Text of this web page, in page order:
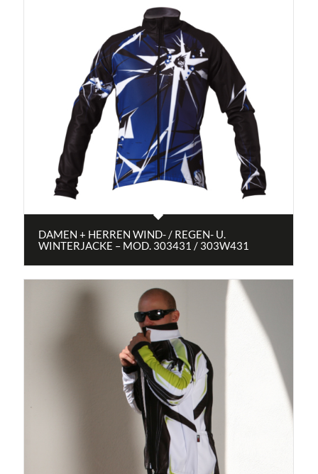
DAMEN + HERREN WIND- / REGEN- U.
WINTERJACKE – MOD. 303431 / 303W431